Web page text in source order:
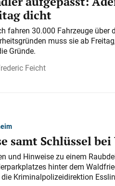
dicht
fahren 30.000 Fahrzeuge über
muss sie ab
Gründe.
Feicht
samt Schlüssel
und Hinweise zu einem
hinter dem
Kriminalpolizeidirektion